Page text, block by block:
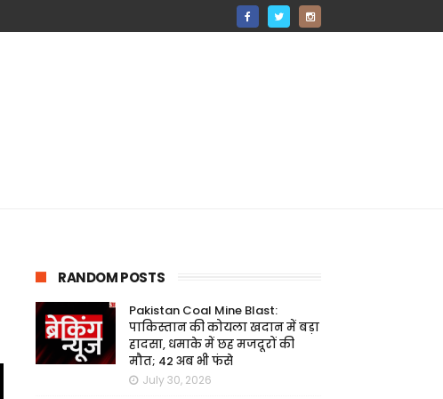
RANDOM POSTS
Pakistan Coal Mine Blast:
पाकिस्तान की कोयला खदान में बड़ा
हादसा, धमाके में छह मजदूरों की
मौत; 42 अब भी फंसे
July 30, 2026